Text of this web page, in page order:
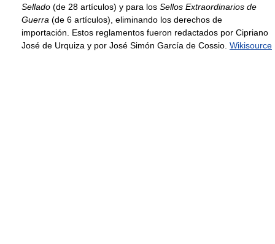
Sellado (de 28 artículos) y para los Sellos Extraordinarios de
Guerra (de 6 artículos), eliminando los derechos de
importación. Estos reglamentos fueron redactados por Cipriano
José de Urquiza y por José Simón García de Cossio. Wikisource